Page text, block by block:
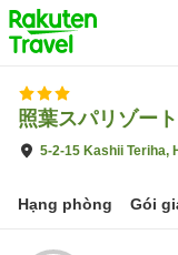
to
top
page
照葉スパリゾート
5-2-15 Kashii Teriha,
Hạng phòng Gói